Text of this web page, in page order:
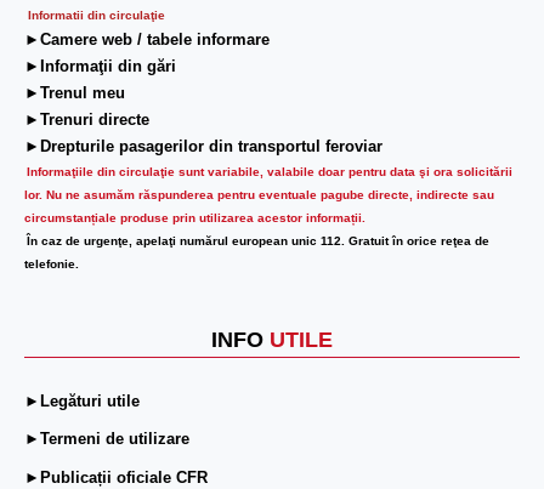
Informatii din circulaţie
►Camere web / tabele informare
►Informaţii din gări
►Trenul meu
►Trenuri directe
►Drepturile pasagerilor din transportul feroviar
Informaţiile din circulaţie sunt variabile, valabile doar pentru data şi ora solicitării
lor. Nu ne asumăm răspunderea pentru eventuale pagube directe, indirecte sau
circumstanțiale produse prin utilizarea acestor informații.
În caz de urgenţe, apelaţi numărul european unic 112. Gratuit în orice reţea de
telefonie.
INFO UTILE
►Legături utile
►Termeni de utilizare
►Publicații oficiale CFR